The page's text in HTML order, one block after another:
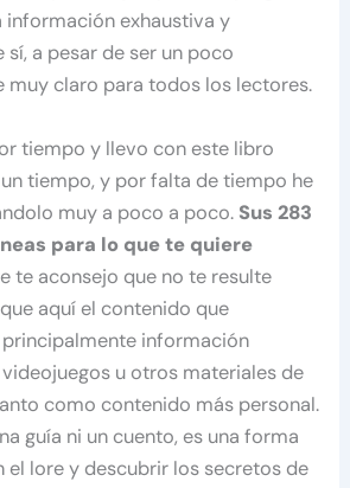
información exhaustiva y
sí, a pesar de ser un poco
muy claro para todos los lectores.
tiempo y llevo con este libro
tiempo, y por falta de tiempo he
muy a poco a poco. Sus 283
para lo que te quiere
te aconsejo que no te resulte
aquí el contenido que
información
u otros materiales de
como contenido más personal.
guía ni un cuento, es una forma
el lore y descubrir los secretos de